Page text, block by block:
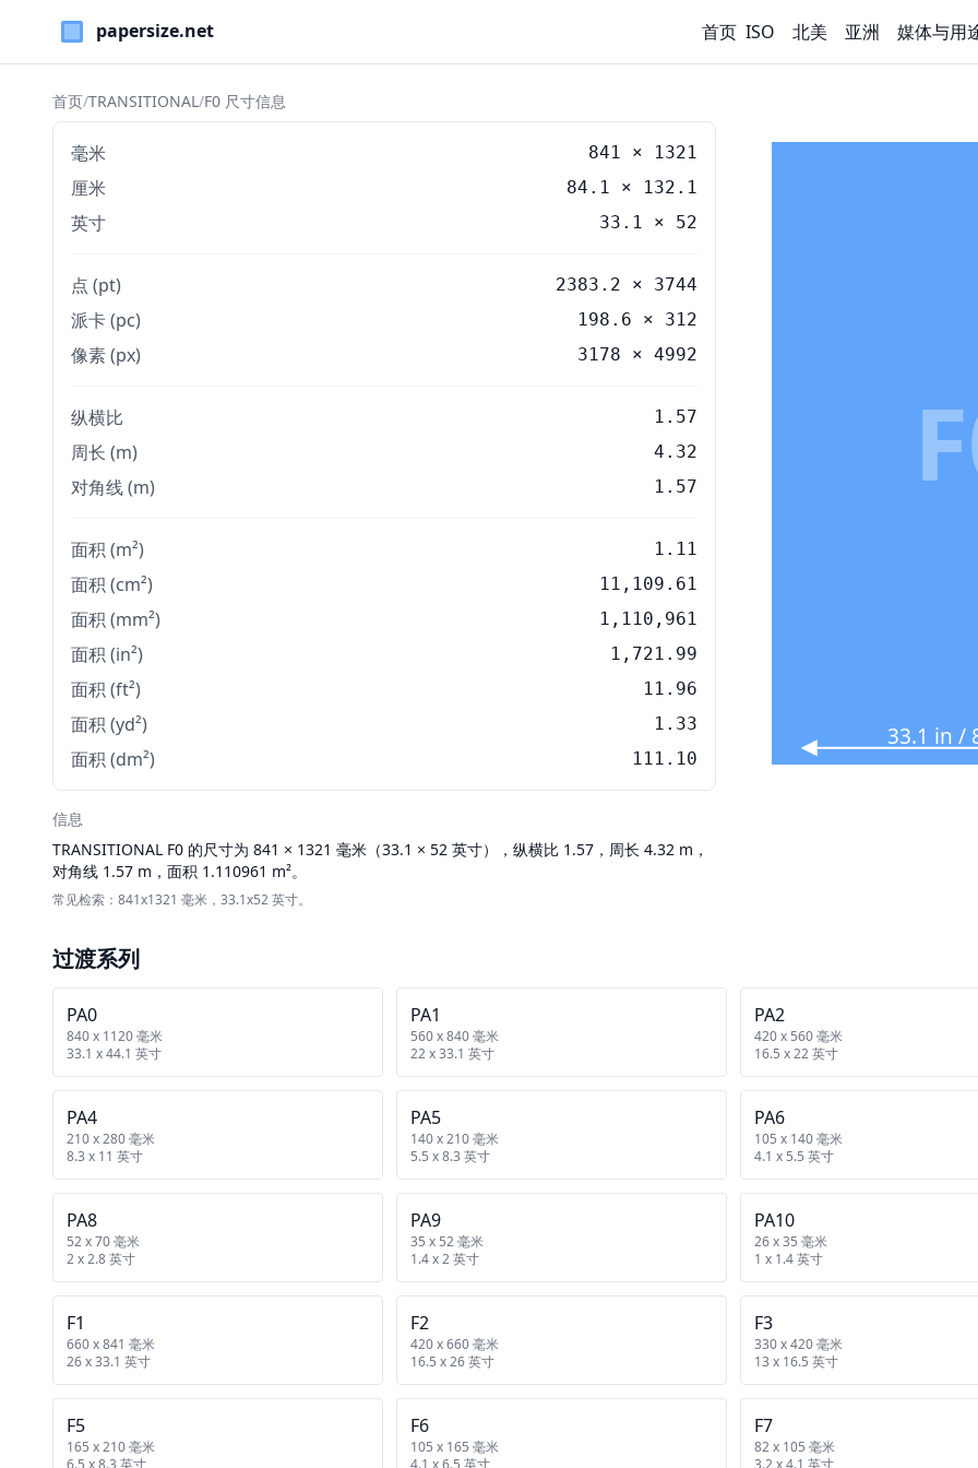
Paper Sizes 首页 ISO 北美 亚洲 媒体与用
首页/TRANSITIONAL/F0 尺寸信息
毫米 841 × 1321
厘米 84.1 × 132.1
英寸 33.1 × 52
点 (pt) 2383.2 × 3744
派卡 (pc) 198.6 × 312
像素 (px) 3178 × 4992
纵横比 1.57
周长 (m) 4.32
对角线 (m) 1.57
面积 (m²) 1.11
面积 (cm²) 11,109.61
面积 (mm²) 1,110,961
面积 (in²) 1,721.99
面积 (ft²) 11.96
面积 (yd²) 1.33
面积 (dm²) 111.10
信息
TRANSITIONAL F0 的尺寸为 841 × 1321 毫米（33.1 × 52 英寸），纵横比 1.57，周长 4.32 m，
对角线 1.57 m，面积 1.110961 m²。
常见检索：841x1321 毫米，33.1x52 英寸。
33.1 in /
过渡系列
PA0
840 x 1120 毫米
33.1 x 44.1 英寸
PA1
560 x 840 毫米
22 x 33.1 英寸
PA2
420 x 560 毫米
16.5 x 22 英寸
PA4
210 x 280 毫米
8.3 x 11 英寸
PA5
140 x 210 毫米
5.5 x 8.3 英寸
PA6
105 x 140 毫米
4.1 x 5.5 英寸
PA8
52 x 70 毫米
2 x 2.8 英寸
PA9
35 x 52 毫米
1.4 x 2 英寸
PA10
26 x 35 毫米
1 x 1.4 英寸
F1
660 x 841 毫米
26 x 33.1 英寸
F2
420 x 660 毫米
16.5 x 26 英寸
F3
330 x 420 毫米
13 x 16.5 英寸
F5
165 x 210 毫米
6.5 x 8.3 英寸
F6
105 x 165 毫米
4.1 x 6.5 英寸
F7
82 x 105 毫米
3.2 x 4.1 英寸